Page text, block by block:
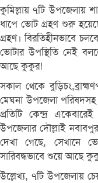
কুমিল্লায় ৭টি উপজেলায়
ধাপে ভোট গ্রহণ শুরু
গ্রহণ। বিরতিহীনভাবে
ভোটার উপস্থিতি নেই
আছে কুকুর!
সকাল থেকে
মেঘনা উপজেলা পরিষদসহ
প্রতিটি কেন্দ্র
উপজেলার দৌল্লাই নবাবপুর
দেখা গেছে, সেখানে
সারিবদ্ধভাবে শুয়ে আছে
উল্লেখ্য, ৭টি উপজেলায়